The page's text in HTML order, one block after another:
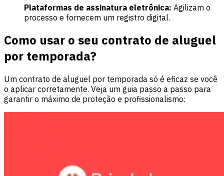
Plataformas de assinatura eletrônica: Agilizam o
processo e fornecem um registro digital.
Como usar o seu contrato de aluguel
por temporada?
Um contrato de aluguel por temporada só é eficaz se você
o aplicar corretamente. Veja um guia passo a passo para
garantir o máximo de proteção e profissionalismo: